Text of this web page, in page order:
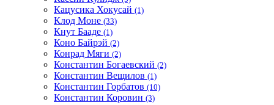
Кацусика Хокусай (1)
Клод Моне (33)
Кнут Бааде (1)
Коно Байрэй (2)
Конрад Мяги (2)
Константин Богаевский (2)
Константин Вещилов (1)
Константин Горбатов (10)
Константин Коровин (3)